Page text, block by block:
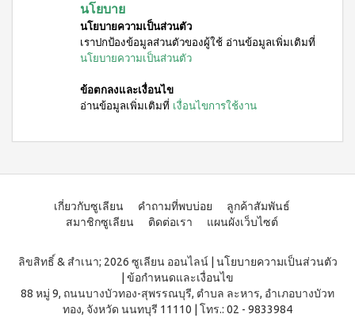
นโยบาย
นโยบายความเป็นส่วนตัว
เราปกป้องข้อมูลส่วนตัวของผู้ใช้ อ่านข้อมูลเพิ่มเติมที่
นโยบายความเป็นส่วนตัว
ข้อตกลงและเงื่อนไข
อ่านข้อมูลเพิ่มเติมที่ เงื่อนไขการใช้งาน
เกี่ยวกับซูเลียน คำถามที่พบบ่อย
ลูกค้าสัมพันธ์
สมาชิกซูเลียน
ติดต่อเรา แผนผังเว็บไซต์
ลิขสิทธิ์ & สำเนา; 2026 ซูเลียน ออนไลน์| นโยบายความเป็นส่วนตัว
ข้อกำหนดและเงื่อนไข
88 หมู่ 9, ถนนบางบัวทอง-สุพรรณบุรี, ตำบล ละหาร, อำเภอบางบัวท
ทอง, จังหวัด นนทบุรี 11110
โทร.: 02 - 9833984